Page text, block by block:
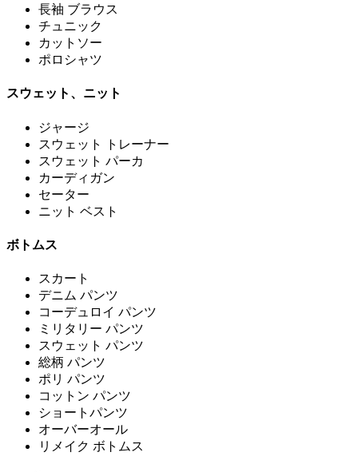
長袖 ブラウス
チュニック
カットソー
ポロシャツ
スウェット、ニット
ジャージ
スウェット トレーナー
スウェット パーカ
カーディガン
セーター
ニット ベスト
ボトムス
スカート
デニム パンツ
コーデュロイ パンツ
ミリタリー パンツ
スウェット パンツ
総柄 パンツ
ポリ パンツ
コットン パンツ
ショートパンツ
オーバーオール
リメイク ボトムス